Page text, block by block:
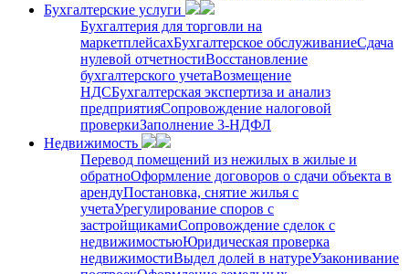
Бухгалтерские услуги
Бухгалтерия для торговли на
маркетплейсахБухгалтерское обслуживаниеСдача
нулевой отчетностиВосстановление
бухгалтерского учетаВозмещение
НДСБухгалтерская экспертиза и анализ
предприятияСопровождение налоговой
проверкиЗаполнение 3-НДФЛ
Недвижимость
Перевод помещений из нежилых в жилые и
обратноОформление договоров о сдачи объекта в
арендуПостановка, снятие жилья с
учетаУрегулирование споров с
застройщикамиСопровождение сделок с
недвижимостьюЮридическая проверка
недвижимостиВыдел долей в натуреУзаконивание